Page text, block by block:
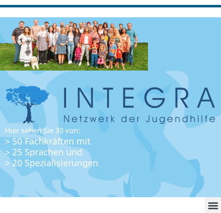
Hier sehen Sie 30 von:
> 50 Fachkräften mit
> 25 Sprachen und
> 20 Spezialisierungen